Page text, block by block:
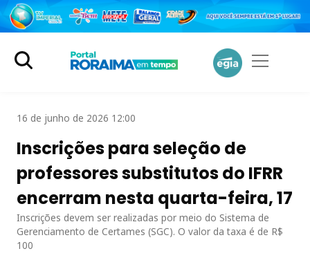
16 de junho de 2026 12:00
Inscrições para seleção de
professores substitutos do IFRR
encerram nesta quarta-feira, 17
Inscrições devem ser realizadas por meio do Sistema de
Gerenciamento de Certames (SGC). O valor da taxa é de R$
100